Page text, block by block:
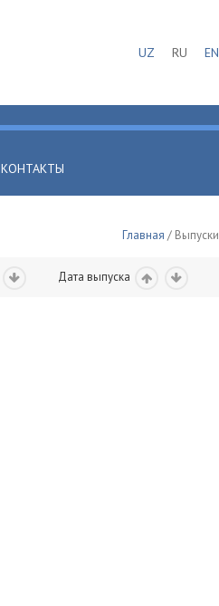
UZ RU EN
КОНТАКТЫ
Главная / Выпуски
Дата выпуска